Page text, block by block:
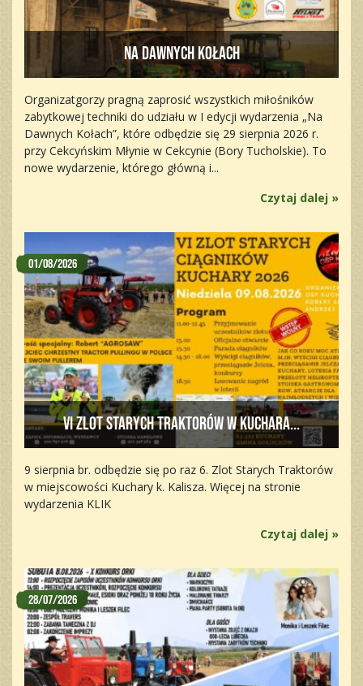
Na dawnych kołach
Organizatgorzy pragną zaprosić wszystkich miłośników
zabytkowej techniki do udziału w I edycji wydarzenia „Na
Dawnych Kołach”, które odbędzie się 29 sierpnia 2026 r.
przy Cekcyńskim Młynie w Cekcynie (Bory Tucholskie). To
nowe wydarzenie, którego główną i...
Czytaj dalej »
VI Zlot Starych Traktorów w Kuchara...
01/08/2026
9 sierpnia br. odbędzie się po raz 6. Zlot Starych Traktorów
w miejscowości Kuchary k. Kalisza. Więcej na stronie
wydarzenia KLIK
Czytaj dalej »
28/07/2026